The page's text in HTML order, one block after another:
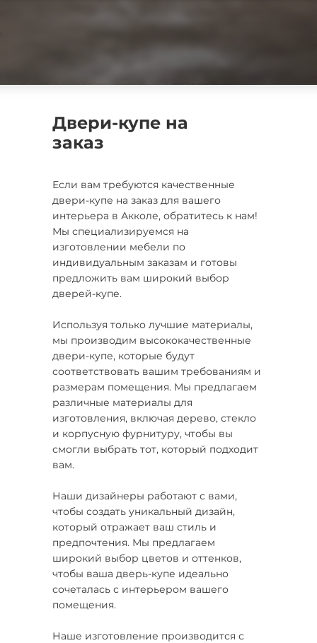
Если вам требуются качественные
двери-купе на заказ для вашего
интерьера в Акколе, обратитесь к нам!
Мы специализируемся на
изготовлении мебели по
индивидуальным заказам и готовы
предложить вам широкий выбор
дверей-купе.
Используя только лучшие материалы,
мы производим высококачественные
двери-купе, которые будут
соответствовать вашим требованиям и
размерам помещения. Мы предлагаем
различные материалы для
изготовления, включая дерево, стекло
и корпусную фурнитуру, чтобы вы
смогли выбрать тот, который подходит
вам.
Наши дизайнеры работают с вами,
чтобы создать уникальный дизайн,
который отражает ваш стиль и
предпочтения. Мы предлагаем
широкий выбор цветов и оттенков,
чтобы ваша дверь-купе идеально
сочеталась с интерьером вашего
помещения.
Наше изготовление производится с
Двери-купе на
заказ